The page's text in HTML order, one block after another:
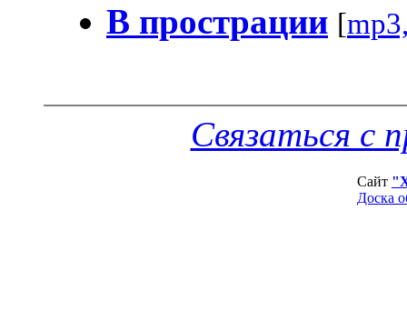
В прострации [
Связаться с
Сайт
Доска